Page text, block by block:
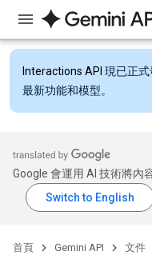
Interactions API 現已正
最新功能和模型。
Google 會運用 AI 技術將內
首頁 Gemini API 文件